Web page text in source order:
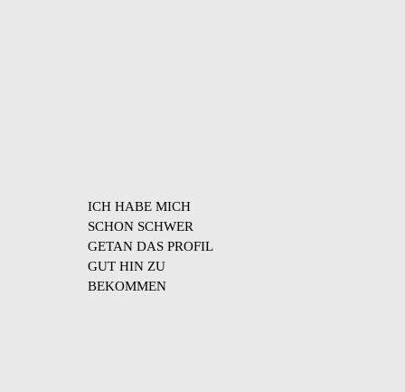
ICH HABE MICH
SCHON SCHWER
GETAN DAS PROFIL
GUT HIN ZU
BEKOMMEN